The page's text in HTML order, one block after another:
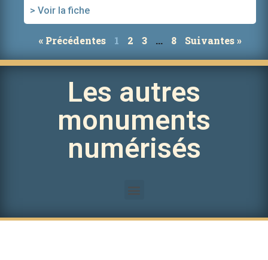
> Voir la fiche
« Précédentes 1 2 3 … 8 Suivantes »
Les autres
monuments
numérisés